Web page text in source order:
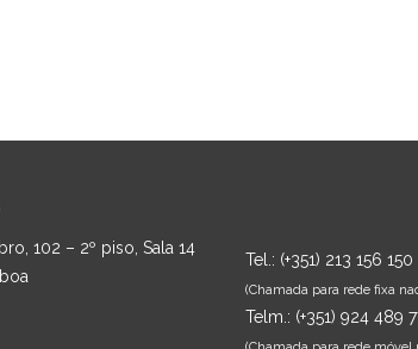
102 – 2º piso, Sala 14
Tel.: (+351) 213 156 150
(Chamada para rede fixa
Telm.: (+351) 924 489